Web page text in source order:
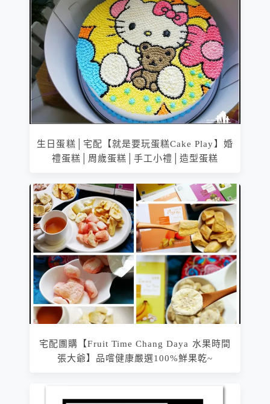
生日蛋糕│宅配【就是要玩蛋糕Cake Play】婚
禮蛋糕│周歲蛋糕│手工小禮│造型蛋糕
宅配團購【Fruit Time Chang Daya 水果時間
張大爺】品嚐健康嚴選100%鮮果乾~